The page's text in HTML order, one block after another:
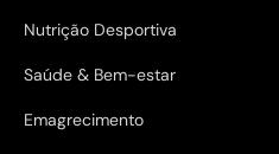
Nutrição Desportiva
Saúde & Bem-estar
Emagrecimento